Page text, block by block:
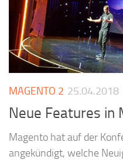
MAGENTO 2 25.04.2018
Neue Features in
Magento hat auf der
angekündigt, welche